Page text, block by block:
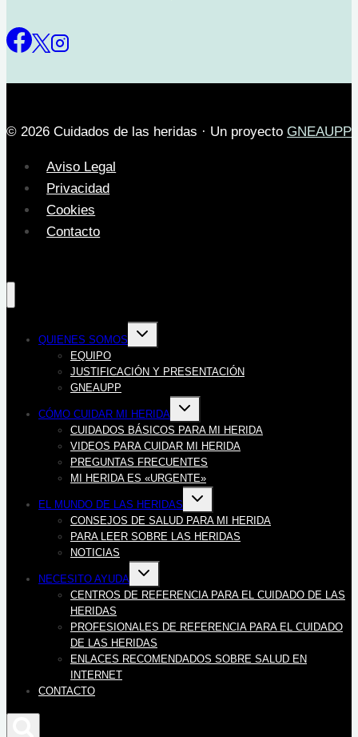
© 2026 Cuidados de las heridas · Un proyecto GNEAUPP
Aviso Legal
Privacidad
Cookies
Contacto
QUIENES SOMOS
Alternar
EQUIPO
JUSTIFICACIÓN Y PRESENTACIÓN
GNEAUPP
CÓMO CUIDAR MI HERIDA
Alternar
hijo
CUIDADOS BÁSICOS PARA MI HERIDA
VIDEOS PARA CUIDAR MI HERIDA
PREGUNTAS FRECUENTES
MI HERIDA ES «URGENTE»
EL MUNDO DE LAS HERIDAS
Alternar
hijo
CONSEJOS DE SALUD PARA MI HERIDA
PARA LEER SOBRE LAS HERIDAS
NOTICIAS
NECESITO AYUDA
Alternar
hijo
CENTROS DE REFERENCIA PARA EL CUIDADO DE LAS
HERIDAS
PROFESIONALES DE REFERENCIA PARA EL CUIDADO
DE LAS HERIDAS
ENLACES RECOMENDADOS SOBRE SALUD EN
INTERNET
CONTACTO